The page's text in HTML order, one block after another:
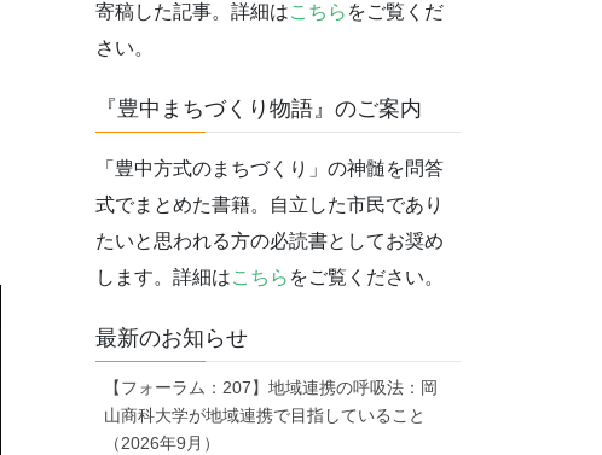
寄稿した記事。詳細はこちら をご覧くだ
さい。
『豊中まちづくり物語』のご案内
「豊中方式のまちづくり」の神髄を問答
式でまとめた書籍。自立した市民であり
たいと思われる方の必読書としてお奨め
します。詳細はこちら をご覧ください。
最新のお知らせ
【フォーラム：207】地域連携の呼吸法：岡
山商科大学が地域連携で目指していること
（2026年9月）